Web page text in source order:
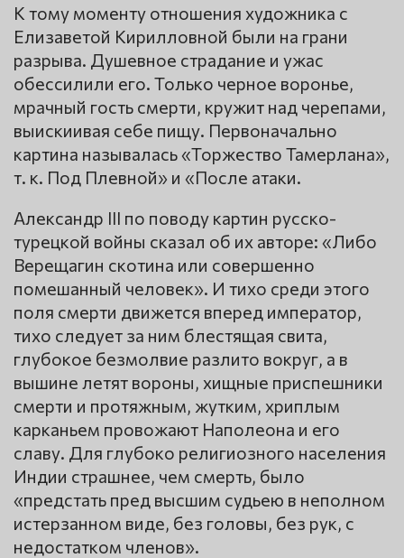
К тому моменту отношения художника с
Елизаветой Кирилловной были на грани
разрыва. Душевное страдание и ужас
обессилили его. Только черное воронье,
мрачный гость смерти, кружит над черепами,
выискиивая себе пищу. Первоначально
картина называлась «Торжество Тамерлана»,
т. к. Под Плевной» и «После атаки.
Александр III по поводу картин русско-
турецкой войны сказал об их авторе: «Либо
Верещагин скотина или совершенно
помешанный человек». И тихо среди этого
поля смерти движется вперед император,
тихо следует за ним блестящая свита,
глубокое безмолвие разлито вокруг, а в
вышине летят вороны, хищные приспешники
смерти и протяжным, жутким, хриплым
карканьем провожают Наполеона и его
славу. Для глубоко религиозного населения
Индии страшнее, чем смерть, было
«предстать пред высшим судьею в неполном
истерзанном виде, без головы, без рук, с
недостатком членов».